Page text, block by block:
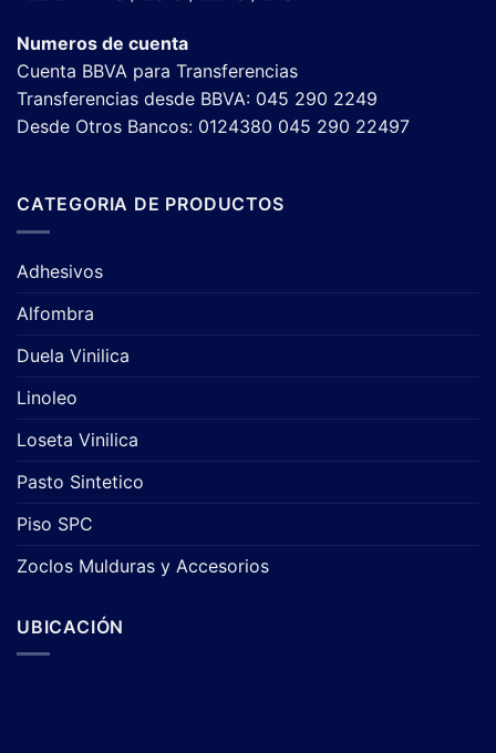
Numeros de cuenta
Cuenta BBVA para Transferencias
Transferencias desde BBVA: 045 290 2249
Desde Otros Bancos: 0124380 045 290 22497
CATEGORIA DE PRODUCTOS
Adhesivos
Alfombra
Duela Vinilica
Linoleo
Loseta Vinilica
Pasto Sintetico
Piso SPC
Zoclos Mulduras y Accesorios
UBICACIÓN